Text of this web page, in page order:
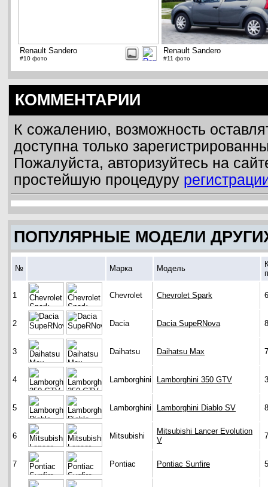
Renault Sandero
#10 фото
Renault Sandero
#11 фото
КОММЕНТАРИИ
К сожалению, возможность
доступна только
Пожалуйста, авторизуйтесь на
простейшую процедуру
ПОПУЛЯРНЫЕ МОДЕЛИ
№ Марка Модель
1 Chevrolet Chevrolet Spark
2 Dacia Dacia SupeRNova
3 Daihatsu Daihatsu Max
4 Lamborghini Lamborghini 350 GTV
5 Lamborghini Lamborghini Diablo SV
6 Mitsubishi
Mitsubishi Lancer Evolution
V
7 Pontiac Pontiac Sunfire